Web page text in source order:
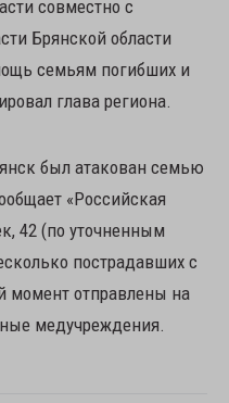
совместно с
Брянской области
семьям погибших и
глава региона.
был атакован семью
«Российская
42 (по уточненным
пострадавших с
отправлены на
медучреждения.